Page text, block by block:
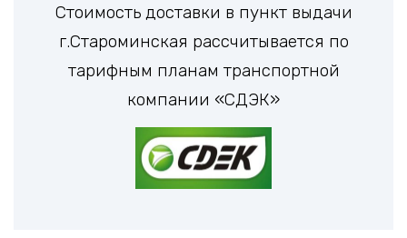
Стоимость доставки в пункт выдачи
г.Староминская рассчитывается по
тарифным планам транспортной
компании «СДЭК»